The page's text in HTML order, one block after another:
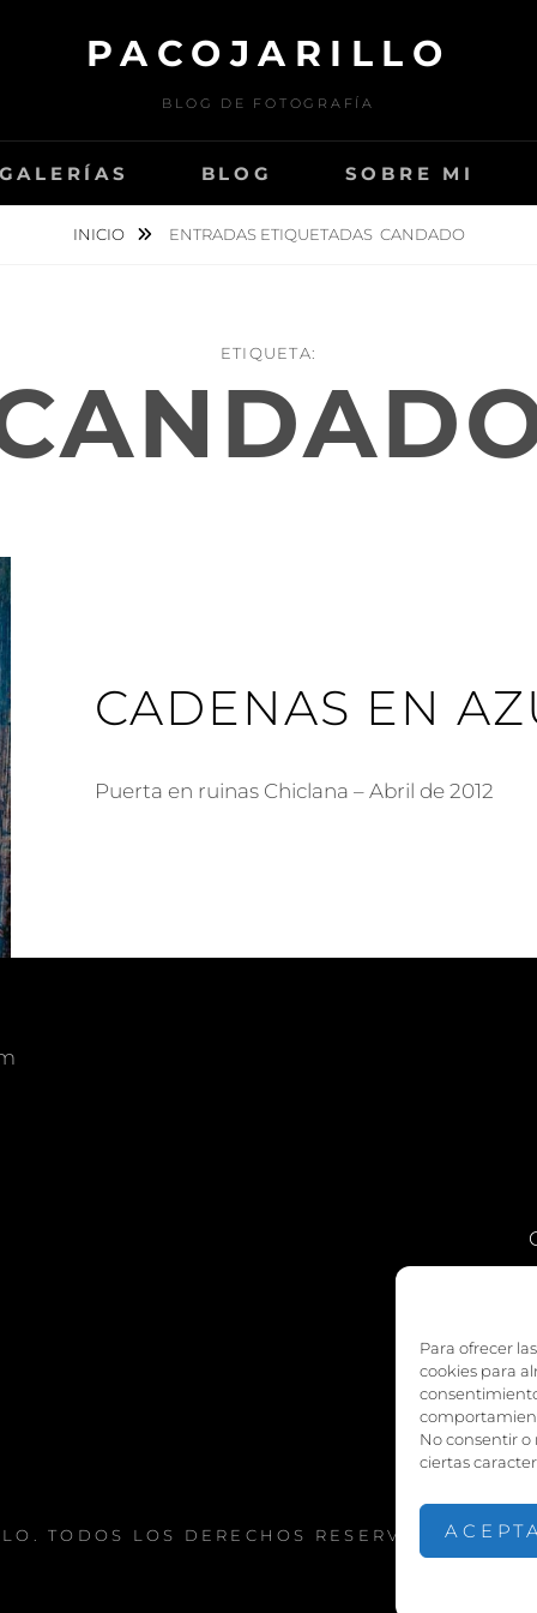
Para ofrecer
cookies para
No consentir
ciertas
PACOJARILLO
BLOG DE FOTOGRAFÍA
GALERÍAS BLOG SOBRE MI
INICIO ENTRADAS ETIQUETADAS CANDADO
ETIQUETA:
CADENAS EN
Puerta en ruinas Chiclana – Abril de 2012
. TODOS LOS DERECHOS RESERVADOS. |